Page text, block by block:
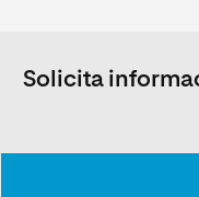
Solicita